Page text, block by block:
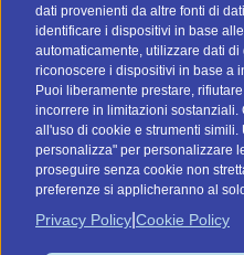
dati provenienti da altre fonti di
identificare i dispositivi in base
automaticamente, utilizzare dati
riconoscere i dispositivi in base a
Puoi liberamente prestare,
incorrere in limitazioni sostanziali.
all'uso di cookie e strumenti
personalizza" per personalizzare
proseguire senza cookie non
preferenze si applicheranno al
Privacy Policy Cookie Policy
Vai a
Sede Italiana: Via G.
Sede de España: C/
P.IVA/C.F.